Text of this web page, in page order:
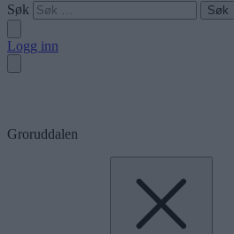
Søk
Logg inn
Groruddalen